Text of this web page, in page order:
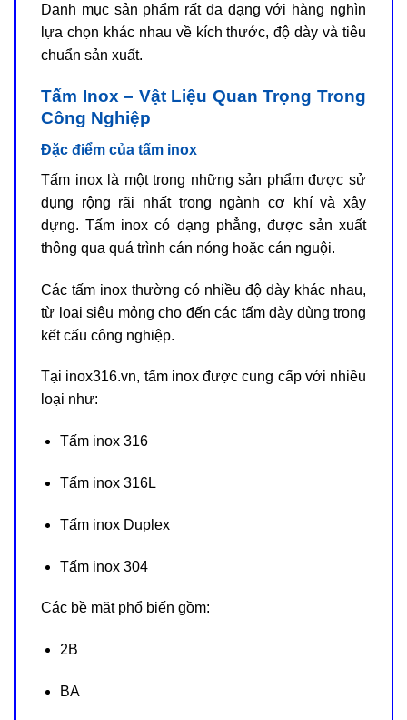
Danh mục sản phẩm rất đa dạng với hàng nghìn
lựa chọn khác nhau về kích thước, độ dày và tiêu
chuẩn sản xuất.
Tấm Inox – Vật Liệu Quan Trọng Trong
Công Nghiệp
Đặc điểm của tấm inox
Tấm inox là một trong những sản phẩm được sử
dụng rộng rãi nhất trong ngành cơ khí và xây
dựng. Tấm inox có dạng phẳng, được sản xuất
thông qua quá trình cán nóng hoặc cán nguội.
Các tấm inox thường có nhiều độ dày khác nhau,
từ loại siêu mỏng cho đến các tấm dày dùng trong
kết cấu công nghiệp.
Tại inox316.vn, tấm inox được cung cấp với nhiều
loại như:
Tấm inox 316
Tấm inox 316L
Tấm inox Duplex
Tấm inox 304
Các bề mặt phổ biến gồm:
2B
BA